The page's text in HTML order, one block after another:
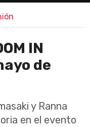
IN
de
y Ranna
en el evento